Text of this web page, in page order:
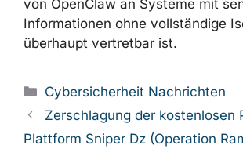
Entscheidungen mit hohem Risiko.
Organisationen, die vertrauliche
verarbeiten, sollten die Empfehlung
sorgfältig prüfen, ob der Anschluss
OpenClaw an Systeme mit
Informationen ohne vollständige
überhaupt vertretbar ist.